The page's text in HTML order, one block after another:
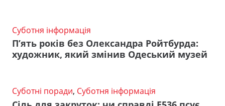
Суботня інформація
П’ять років без Олександра Ройтбурда:
художник, який змінив Одеський музей
Суботні поради, Суботня інформація